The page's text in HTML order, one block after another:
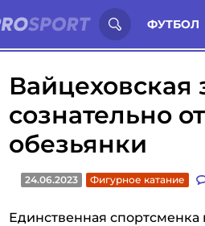
ФУТБОЛ
Иностранцы о спорте России:
Вайцеховская
сознательно
обезьянки
24.06.2023 Фигурное катание
Единственная